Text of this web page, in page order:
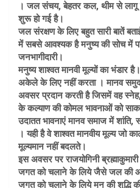
। जल संचय, बेहतर कल, थीम से लागू
शुरू हो गई है।
जल संरक्षण के लिए बहुत सारी बातें
में सबसे आवश्यक है मनुष्य की सोच में
जनभागीदारी।
मनुष्य शाश्वत मानवी मूल्यों का
अकेले के लिए नहीं करता । मानव
अवसर प्रदान करती है जिसमें वह
के कल्याण की कोमल भावनाओं को
उदातत भावनाएं मानव समाज में शांति,
। यही है वे शाश्वत मानवीय मूल्य जो
मूल्यमान नहीं बदलते।
इस अवसर पर राजयोगिनी
जगत को चलाने के लिये जैसे जल की
जगत को चलाने के लिये मन की शुद्धि